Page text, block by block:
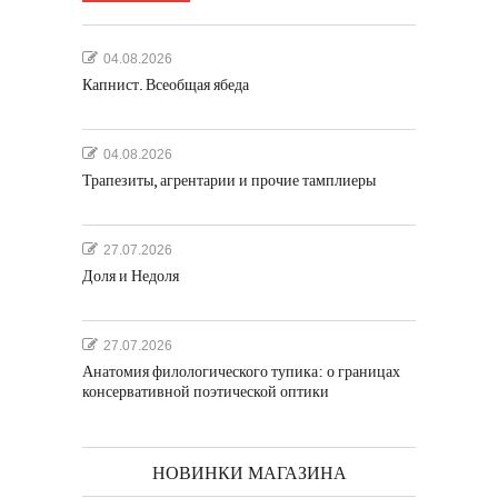
04.08.2026
Капнист. Всеобщая ябеда
04.08.2026
Трапезиты, агрентарии и прочие тамплиеры
27.07.2026
Доля и Недоля
27.07.2026
Анатомия филологического тупика: о границах
консервативной поэтической оптики
НОВИНКИ МАГАЗИНА